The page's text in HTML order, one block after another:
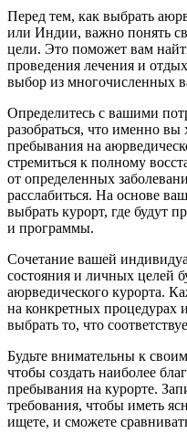
Перед тем, как выбрать
или Индии, важно понять
цели. Это поможет вам
проведения лечения и
выбор из многочисленных
Определитесь с вашими
разобраться, что именно вы
пребывания на
стремиться к полному
от определенных
расслабиться. На основе
выбрать курорт, где будут
и программы.
Сочетание вашей
состояния и личных целей
аюрведического курорта.
на конкретных процедурах
выбрать то, что
Будьте внимательны к
чтобы создать наиболее
пребывания на курорте.
требования, чтобы иметь
ищете, и сможете